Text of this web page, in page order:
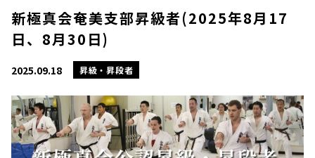
新極真会奄美支部昇級者(2025年8月17
日、8月30日)
2025.09.18 昇級・昇段者